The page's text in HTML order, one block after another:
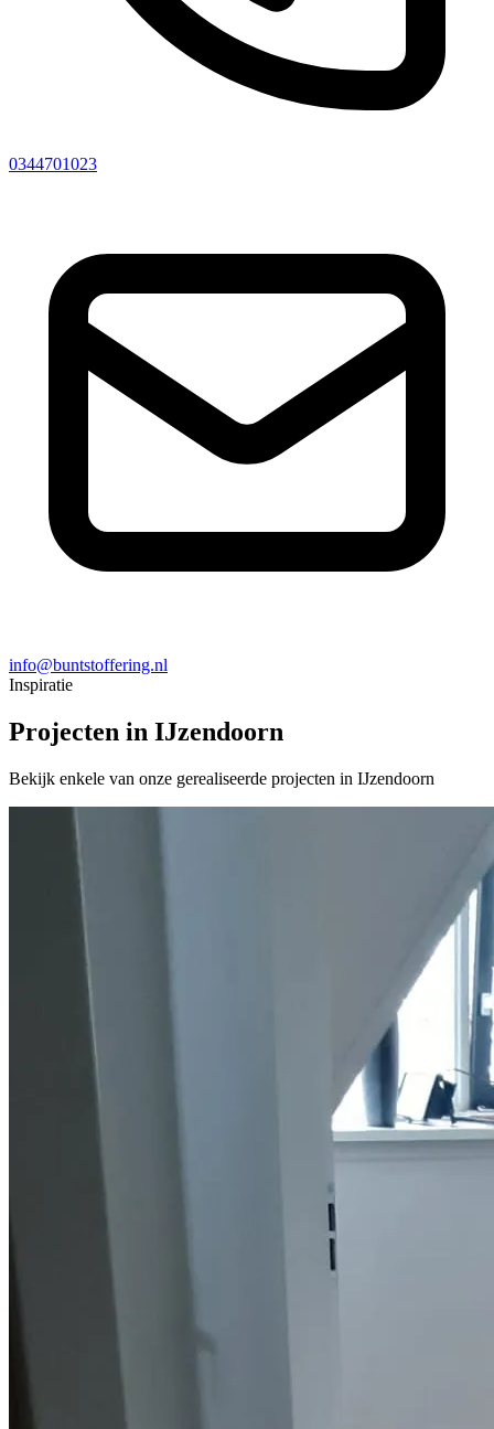
0344701023
info@buntstoffering.nl
Inspiratie
Projecten in IJzendoorn
Bekijk enkele van onze gerealiseerde projecten in IJzendoorn